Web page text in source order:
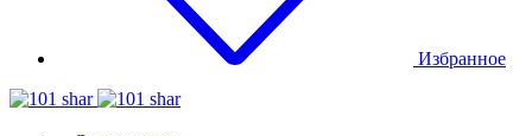
Избранное